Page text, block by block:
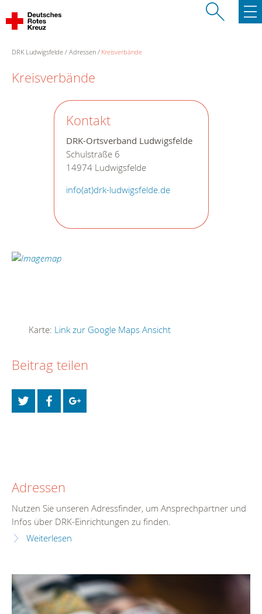
DRK Ludwigsfelde Adressen Kreisverbände
Kreisverbände
Kontakt
DRK-Ortsverband Ludwigsfelde
Schulstraße 6
14974 Ludwigsfelde
info(at)drk-ludwigsfelde.de
Karte: Link zur Google Maps Ansicht
Beitrag teilen
Adressen
Nutzen Sie unseren Adressfinder, um Ansprechpartner und
Infos über DRK-Einrichtungen zu finden.
Weiterlesen